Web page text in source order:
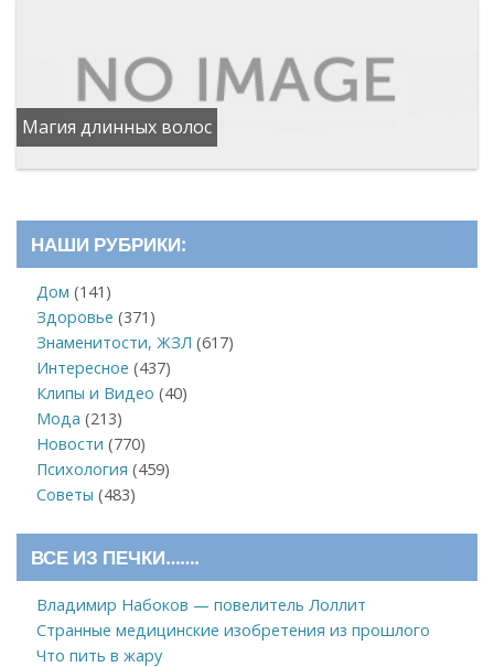
Магия длинных волос
НАШИ РУБРИКИ:
Дом (141)
Здоровье (371)
Знаменитости, ЖЗЛ (617)
Интересное (437)
Клипы и Видео (40)
Мода (213)
Новости (770)
Психология (459)
Советы (483)
ВСЕ ИЗ ПЕЧКИ…….
Владимир Набоков — повелитель Лоллит
Странные медицинские изобретения из прошлого
Что пить в жару